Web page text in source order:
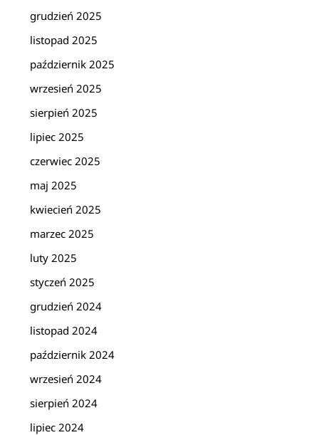
grudzień 2025
listopad 2025
październik 2025
wrzesień 2025
sierpień 2025
lipiec 2025
czerwiec 2025
maj 2025
kwiecień 2025
marzec 2025
luty 2025
styczeń 2025
grudzień 2024
listopad 2024
październik 2024
wrzesień 2024
sierpień 2024
lipiec 2024